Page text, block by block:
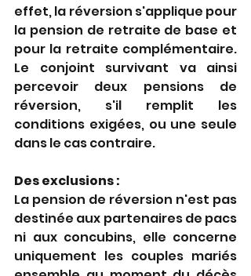
effet, la réversion s'applique pour
la pension de retraite de base et
pour la retraite complémentaire.
Le conjoint survivant va ainsi
percevoir deux pensions de
réversion, s'il remplit les
conditions exigées, ou une seule
dans le cas contraire.
Des exclusions :
La pension de réversion n'est pas
destinée aux partenaires de pacs
ni aux concubins, elle concerne
uniquement les couples mariés